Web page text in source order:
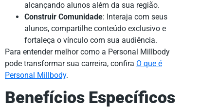
alcançando alunos além da sua região.
Construir Comunidade: Interaja com seus
alunos, compartilhe conteúdo exclusivo e
fortaleça o vínculo com sua audiência.
Para entender melhor como a Personal Millbody
pode transformar sua carreira, confira O que é
Personal Millbody.
Benefícios Específicos